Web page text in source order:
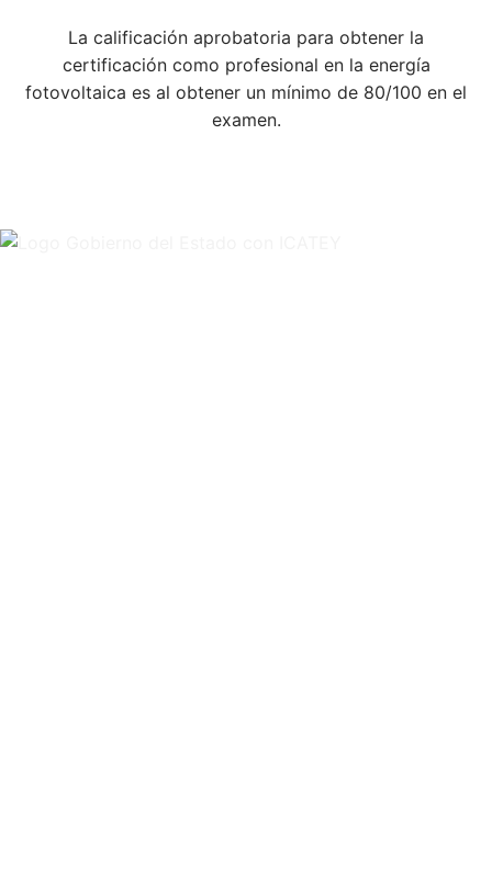
La calificación aprobatoria para obtener la
certificación como profesional en la energía
fotovoltaica es al obtener un mínimo de 80/100 en el
examen.